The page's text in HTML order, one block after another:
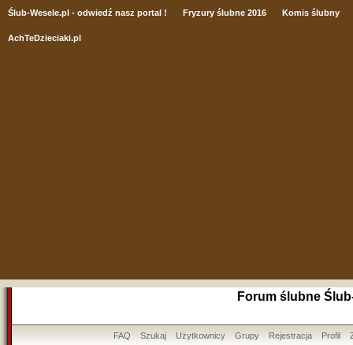
Ślub-Wesele.pl - odwiedź nasz portal ! Fryzury ślubne 2016 Komis ślubny
AchTeDzieciaki.pl
Forum ślubne
FAQ Szukaj Użytkownicy Grupy Rejestracja Profil